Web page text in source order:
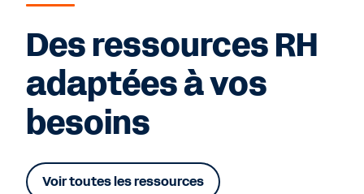
Des ressources RH
adaptées à vos
besoins
Voir toutes les ressources